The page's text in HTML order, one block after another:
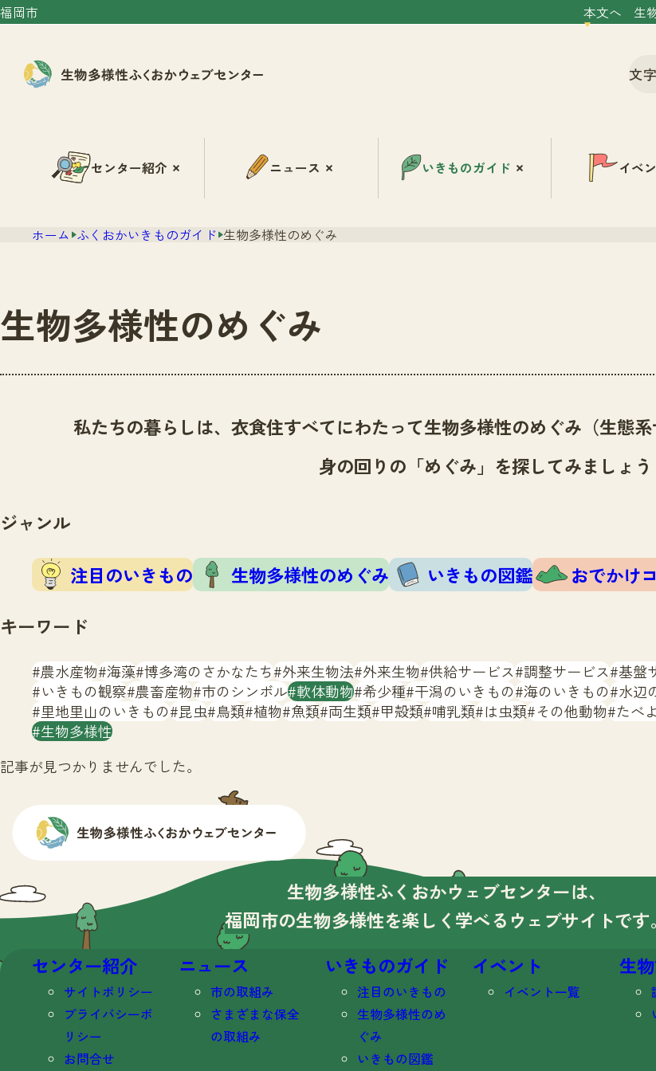
福岡市 本文へ 生
文
センター紹介 ニュース いきものガイド イベ
ホーム ふくおかいきものガイド 生物多様性のめぐみ
生物多様性のめぐみ
私たちの暮らしは、衣食住すべてにわたって生物多様性のめぐみ（生態系
身の回りの「めぐみ」を探してみましょう
ジャンル
注目のいきもの 生物多様性のめぐみ いきもの図鑑 おでかけ
キーワード
農水産物 海藻 博多湾のさかなたち 外来生物法 外来生物 供給サービス 調整サービス 基盤
いきもの観察 農畜産物 市のシンボル 軟体動物 希少種 干潟のいきもの 海のいきもの 水辺
里地里山のいきもの 昆虫 鳥類 植物 魚類 両生類 甲殻類 哺乳類 は虫類 その他動物 たべ
生物多様性
記事が見つかりませんでした。
生物多様性ふくおかウェブセンターは、
福岡市の生物多様性を楽しく学べる ウェブサイトです。
センター紹介
サイトポリシー
プライバシーポ
リシー
お問合せ
ニュース
市の取組み
さまざまな保全
の取組み
いきものガイド
注目のいきもの
生物多様性のめ
ぐみ
いきもの図鑑
イベント
イベント一覧
生